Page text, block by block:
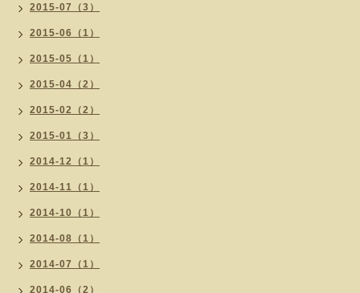
2015-07（3）
2015-06（1）
2015-05（1）
2015-04（2）
2015-02（2）
2015-01（3）
2014-12（1）
2014-11（1）
2014-10（1）
2014-08（1）
2014-07（1）
2014-06（2）